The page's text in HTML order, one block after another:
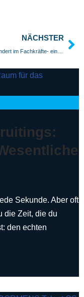
NÄCHSTER
Was sich ändert im Fachkräfte- einwanderungs- gesetz 2025
Sekunde. Aber oft
die Zeit, die du
den echten